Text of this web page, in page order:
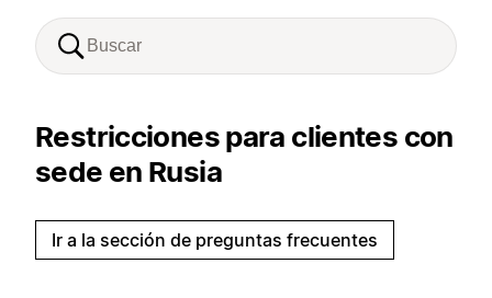
Restricciones para clientes con
sede en Rusia
Ir a la sección de preguntas frecuentes